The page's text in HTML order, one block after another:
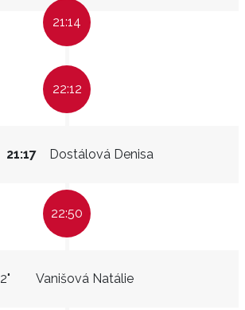
21:14
22:12
Dostálová Denisa
21:17
22:50
Vanišová Natálie
2"